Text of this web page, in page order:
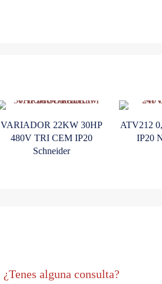
VARIADOR 22KW 30HP
480V TRI CEM IP20
Schneider
ATV212
IP20
¿Tenes alguna consulta?